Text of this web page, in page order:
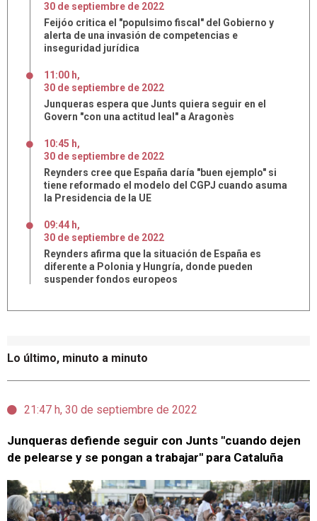
Lo último, minuto a minuto
21:47 h, 30 de septiembre de 2022
Junqueras defiende seguir con Junts "cuando dejen
de pelearse y se pongan a trabajar" para Cataluña
30 de septiembre de 2022
Feijóo critica el "populsimo fiscal" del Gobierno y
alerta de una invasión de competencias e
inseguridad jurídica
11:00 h,
30 de septiembre de 2022
Junqueras espera que Junts quiera seguir en el
Govern "con una actitud leal" a Aragonès
10:45 h,
30 de septiembre de 2022
Reynders cree que España daría "buen ejemplo" si
tiene reformado el modelo del CGPJ cuando asuma
la Presidencia de la UE
09:44 h,
30 de septiembre de 2022
Reynders afirma que la situación de España es
diferente a Polonia y Hungría, donde pueden
suspender fondos europeos